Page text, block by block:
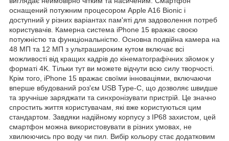
оснащений потужним процесором Apple A16 Bionic і
доступний у різних варіантах пам'яті для задоволення потреб
користувачів. Камерна система iPhone 15 вражає своєю
потужністю та функціональністю. Основна подвійна камера на
48 МП та 12 МП з ультрашироким кутом включає всі
можливості від кращих кадрів до кінематографічних зйомок у
форматі 4K. Тільки тут ви можете відчути всю силу творчості.
Крім того, iPhone 15 вражає своїми інноваціями, включаючи
вперше вбудований роз'єм USB Type-C, що дозволяє швидше
та зручніше заряджати та синхронізувати пристрій. Це значно
спростить життя користувачам, які вже користуються цим
стандартом. Завдяки надійному корпусу з IP68 захистом, цей
смартфон можна використовувати в різних умовах, не
хвилюючись про воду чи пил. Вибір кольору стає додатковим